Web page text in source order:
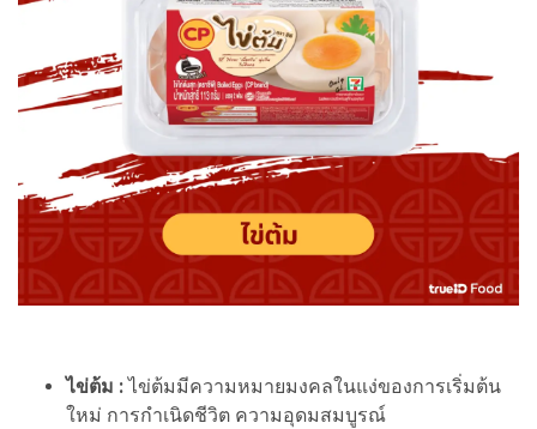
ไข่ต้ม :ไข่ต้มมีความหมายมงคลในแง่ของการเริ่มต้น
ใหม่ การกำเนิดชีวิต ความอุดมสมบูรณ์